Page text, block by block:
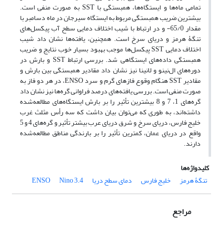
تمامی ماه‌ها و ایستگاه‌ها، همبستگی با SST به صورت منفی است.
بیشترین ضریب همبستگی مربوط به ایستگاه سیرجان در ماه دسامبر با
مقدار 65/0- و در ارتباط با شیب اختلاف دمایی سطح آب پیکسل‌های
تنگۀ هرمز و دریای سرخ است. همچنین، یافته‌ها نشان داد شیب
اختلاف دمایی SST پیکسل‌ها موجب بهبود بسیار خوب نتایج و ضریب
همبستگی داده‌های ایستگاهی شد. بررسی ارتباط SST و بارش در
دوره‌های ال‌نینو و لانینا نیز نشان داد مقادیر همبستگی بین بارش و
مقادیر SST ‌هنگام وقوع فازهای گرم و سرد ENSO، در هر دو فاز به
صورت منفی است. بررسی یافته‌های درصد فراوانی گره‌ها نیز نشان داد
گره‌های 1، 7 و 8 بیشترین تأثیر را بر بارش ایستگاه‌های مطالعه‌شده
داشته‌اند، به طوری که می‌توان بیان داشت که سه رأس مثلث غرب
خلیج فارس، دریای سرخ و شرق دریای عرب بیشتر تأثیر و گره‌های 4 و 5
واقع در دریای عمان، کمترین تأثیر را بر بارندگی مناطق مطالعه‌شده
دارند.
کلیدواژه‌ها
تنگۀ هرمز
خلیج فارس دمای سطح دریا ENSO Nino 3.4
مراجع